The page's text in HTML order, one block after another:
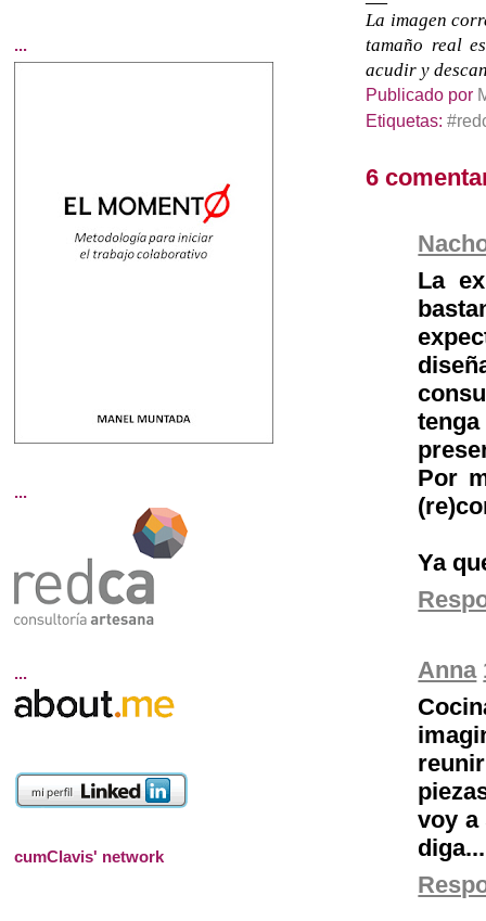
La imagen
tamaño real
acudir y
Publicado por
Etiquetas:
6
La
Por
Ya
Anna
voy a
...
...
...
cumClavis' network